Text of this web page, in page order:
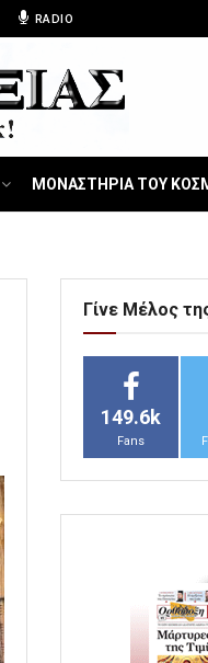
RADIO
ΜΟΝΑΣΤΗΡΙΑ ΤΟΥ
Γίνε Μέλος
149.6k
Fans